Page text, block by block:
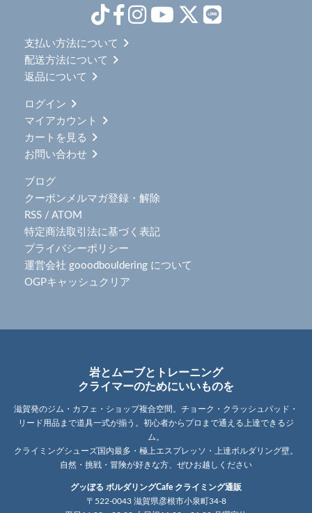
支払い方法について
配送方法について
返品について
ログイン
マイアカウント
カートを見る
お問い合わせ
ブログ
クーポンメルマガ登録・解除
RSS / ATOM
特定商法取引法に基づく表記
プライバシーポリシー
運営会社 gooodbouldering について
OGPキャッシュクリア
岩とムーブとトレーニング
クライマーのためにいいものを
滋賀発のジム・カフェ・ショップ複合空間。チョーク・クラッシュパッド・
リード用品まで道具一式が揃う。初心者からプロまで通える上達できるジ
ム。
クライミングシューズ国内最多・極上エスプレッソ・上達ボルダリング壁。
自然・挑戦・冒険が好きな方、ぜひお越しください
グッぼる ボルダリングCafe クライミング通販
〒522-0043 滋賀県彦根市小泉町34-8